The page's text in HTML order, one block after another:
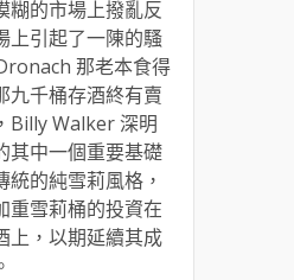
糊的市場上撥亂反
上引起了一陳的騷
那老本食得
九千桶存酒終有賣
Billy Walker 深明
其中一個重要基礎
統的純雪莉風格，
重雪莉桶的投資在
上，以期延續其成